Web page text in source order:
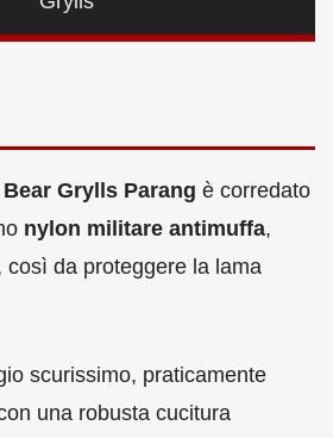
Grylls Parang è corredato
nylon militare antimuffa,
così da proteggere la lama
scurissimo, praticamente
una robusta cucitura